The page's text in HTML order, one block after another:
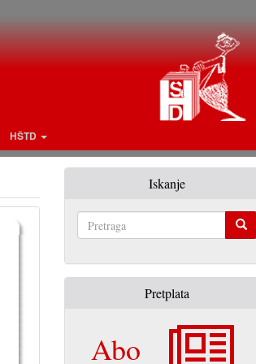
HŠTD
Iskanje
Pretplata
Abo